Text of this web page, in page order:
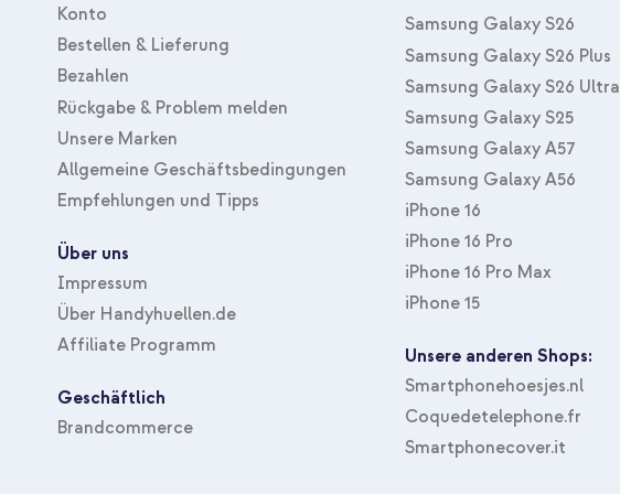
Konto
Bestellen & Lieferung
Bezahlen
Rückgabe & Problem melden
Unsere Marken
Allgemeine Geschäftsbedingungen
Empfehlungen und Tipps
Über uns
Impressum
Über Handyhuellen.de
Affiliate Programm
Geschäftlich
Brandcommerce
Samsung Galaxy S26
Samsung Galaxy S26 Plus
Samsung Galaxy S26 Ultra
Samsung Galaxy S25
Samsung Galaxy A57
Samsung Galaxy A56
iPhone 16
iPhone 16 Pro
iPhone 16 Pro Max
iPhone 15
Unsere anderen Shops:
Smartphonehoesjes.nl
Coquedetelephone.fr
Smartphonecover.it